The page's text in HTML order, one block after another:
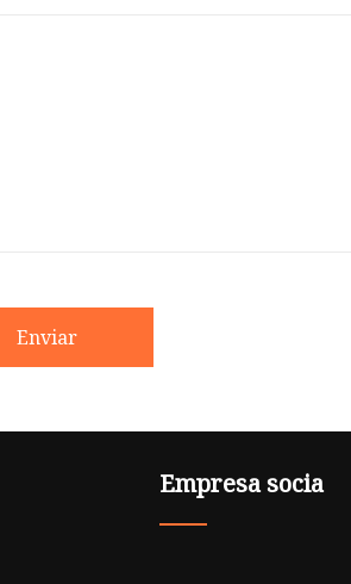
Enviar
Empresa socia